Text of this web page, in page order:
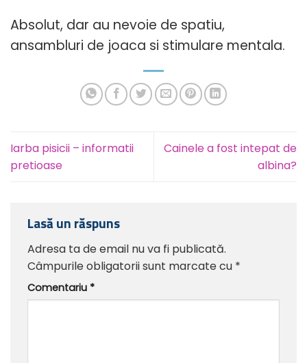
Absolut, dar au nevoie de spatiu,
ansambluri de joaca si stimulare mentala.
Iarba pisicii – informatii
pretioase
Cainele a fost intepat de
albina?
Lasă un răspuns
Adresa ta de email nu va fi publicată.
Câmpurile obligatorii sunt marcate cu *
Comentariu *